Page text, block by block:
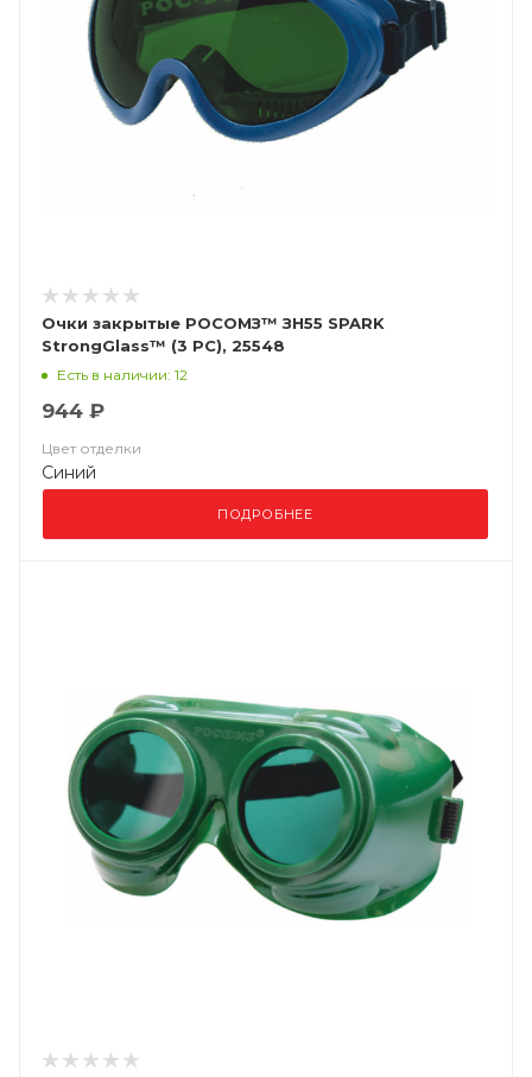
Очки закрытые РОСОМЗ™ ЗН55 SPARK
StrongGlass™ (3 PC), 25548
Есть в наличии: 12
944 ₽
Цвет отделки
Синий
ПОДРОБНЕЕ